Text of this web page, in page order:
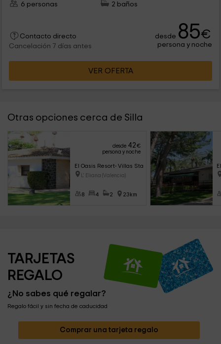
6 personas
2 baños
Contacto directo
Cancelación 7 días antes
desde 85€
persona y noche
VER OFERTA
Otras opciones cerca de Silla
desde 42€
persona y noche
El Oasis Resort- Villas Standard
L' Eliana (Valencia)
8 4 2 23km
TARJETAS
REGALO
¿No sabes qué regalar?
Regalo fácil y sin fecha de caducidad
Comprar una tarjeta regalo